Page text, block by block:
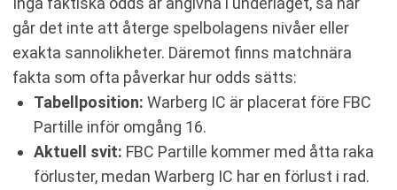
går det inte att återge spelbolagens nivåer eller
exakta sannolikheter. Däremot finns matchnära
fakta som ofta påverkar hur odds sätts:
Tabellposition: Warberg IC är placerat före FBC
Partille inför omgång 16.
Aktuell svit: FBC Partille kommer med åtta raka
förluster, medan Warberg IC har en förlust i rad.